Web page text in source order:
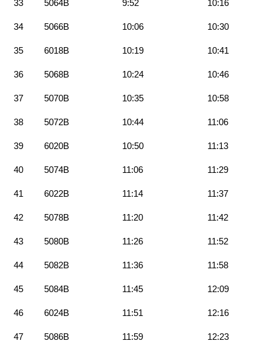
33 5064B 9:52 10:16
34 5066B 10:06 10:30
35 6018B 10:19 10:41
36 5068B 10:24 10:46
37 5070B 10:35 10:58
38 5072B 10:44 11:06
39 6020B 10:50 11:13
40 5074B 11:06 11:29
41 6022B 11:14 11:37
42 5078B 11:20 11:42
43 5080B 11:26 11:52
44 5082B 11:36 11:58
45 5084B 11:45 12:09
46 6024B 11:51 12:16
47 5086B 11:59 12:23